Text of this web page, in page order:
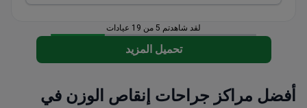
لقد شاهدتم 5 من 19 عيادات
تحميل المزيد
أفضل مراكز جراحات إنقاص الوزن في